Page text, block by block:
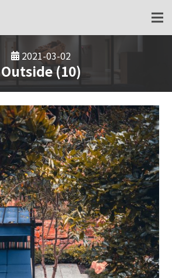
2021-03-02
Outside (10)